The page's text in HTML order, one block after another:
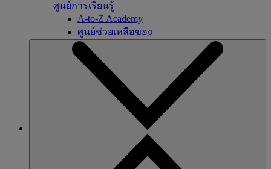
ศูนย์การเรียนรู้
A-to-Z Academy
ศูนย์ช่วยเหลือของ